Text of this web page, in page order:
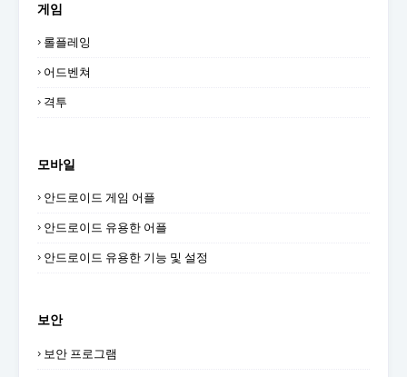
게임
롤플레잉
어드벤쳐
격투
모바일
안드로이드 게임 어플
안드로이드 유용한 어플
안드로이드 유용한 기능 및 설정
보안
보안 프로그램